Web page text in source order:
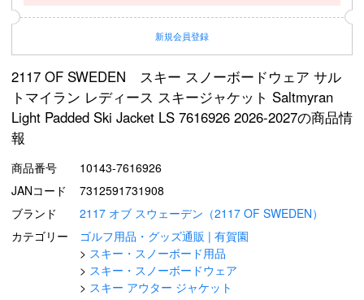
新規会員登録
2117 OF SWEDEN スキー スノーボードウェア サル
トマイラン レディース スキージャケット Saltmyran
Light Padded Ski Jacket LS 7616926 2026-2027の商品情
報
商品番号
10143-7616926
JANコード
7312591731908
ブランド
2117 オブ スウェーデン（2117 OF SWEDEN）
カテゴリー
ゴルフ用品・グッズ通販 | 有賀園
スキー・スノーボード用品
スキー・スノーボードウェア
スキー アウター ジャケット